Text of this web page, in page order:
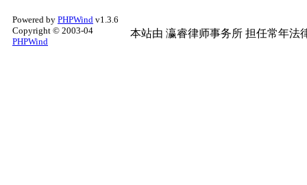
Powered by PHPWind v1.3.6
Copyright © 2003-04
PHPWind
本站由 瀛睿律师事务所 担任常年法